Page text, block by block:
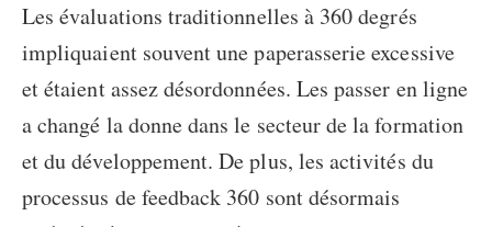
Les évaluations traditionnelles à 360 degrés
impliquaient souvent une paperasserie excessive
et étaient assez désordonnées. Les passer en ligne
a changé la donne dans le secteur de la formation
et du développement. De plus, les activités du
processus de feedback 360 sont désormais